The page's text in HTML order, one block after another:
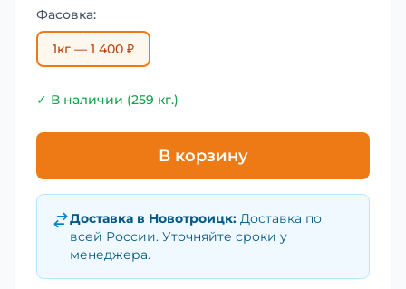
Фасовка:
1кг — 1 400 ₽
✓ В наличии (259 кг.)
В корзину
Доставка в Новотроицк: Доставка по
всей России. Уточняйте сроки у
менеджера.